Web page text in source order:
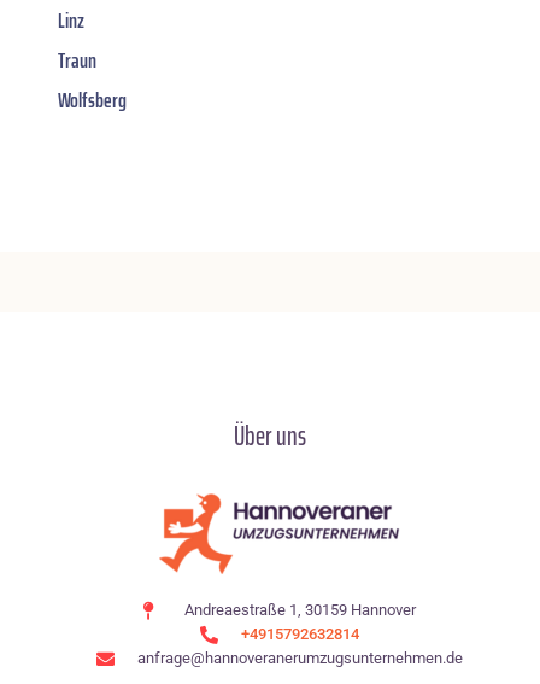
Linz
Traun
Wolfsberg
Über uns
Andreaestraße 1, 30159 Hannover
+4915792632814
anfrage@hannoveranerumzugsunternehmen.de